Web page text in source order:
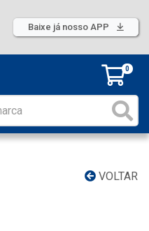
Baixe já nosso APP
0
VOLTAR